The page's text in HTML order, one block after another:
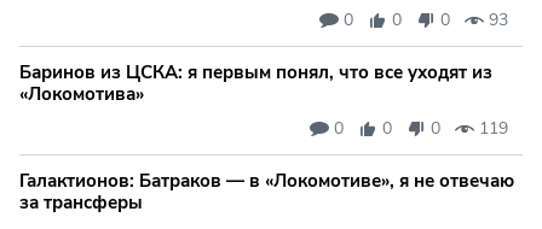
0 0 0 93
Баринов из ЦСКА: я первым понял, что все уходят из
«Локомотива»
0 0 0 119
Галактионов: Батраков — в «Локомотиве», я не отвечаю
за трансферы